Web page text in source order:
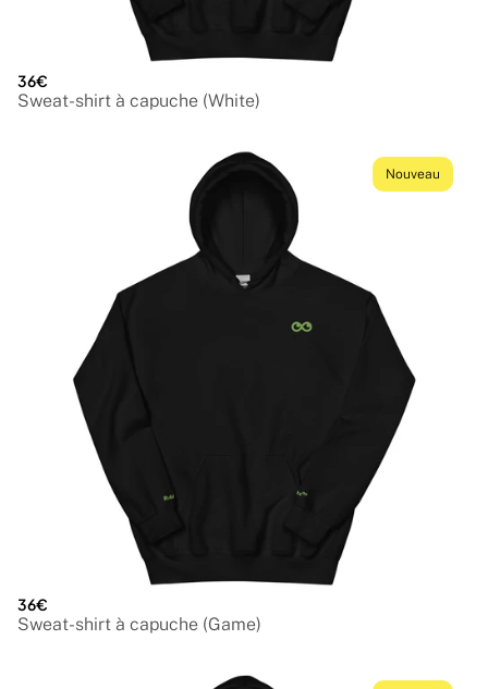
36€
Sweat-shirt à capuche (White)
Nouveau
36€
Sweat-shirt à capuche (Game)